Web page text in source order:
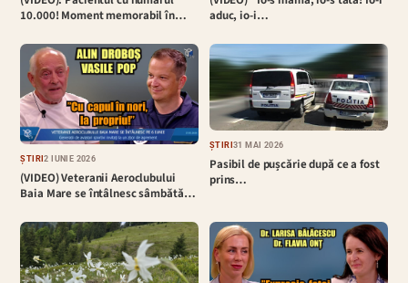
10.000! Moment memorabil în…
aduc, io-i…
ȘTIRI2 IUNIE 2026
(VIDEO) Veteranii Aeroclubului
Baia Mare se întâlnesc sâmbătă…
ȘTIRI31 MAI 2026
Pasibil de pușcărie după ce a fost
prins…